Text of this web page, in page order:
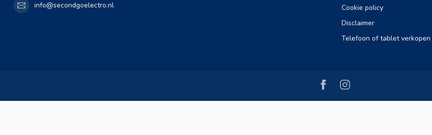
info@secondgoelectro.nl
Cookie policy
Disclaimer
Telefoon of tablet verkopen